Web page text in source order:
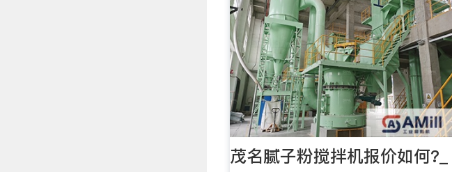
茂名腻子粉搅拌机报价如何?_